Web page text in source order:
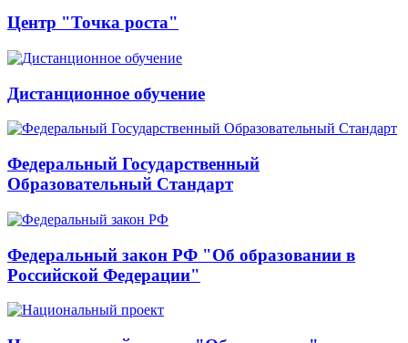
Центр "Точка роста"
Дистанционное обучение
Федеральный Государственный
Образовательный Стандарт
Федеральный закон РФ "Об образовании в
Российской Федерации"